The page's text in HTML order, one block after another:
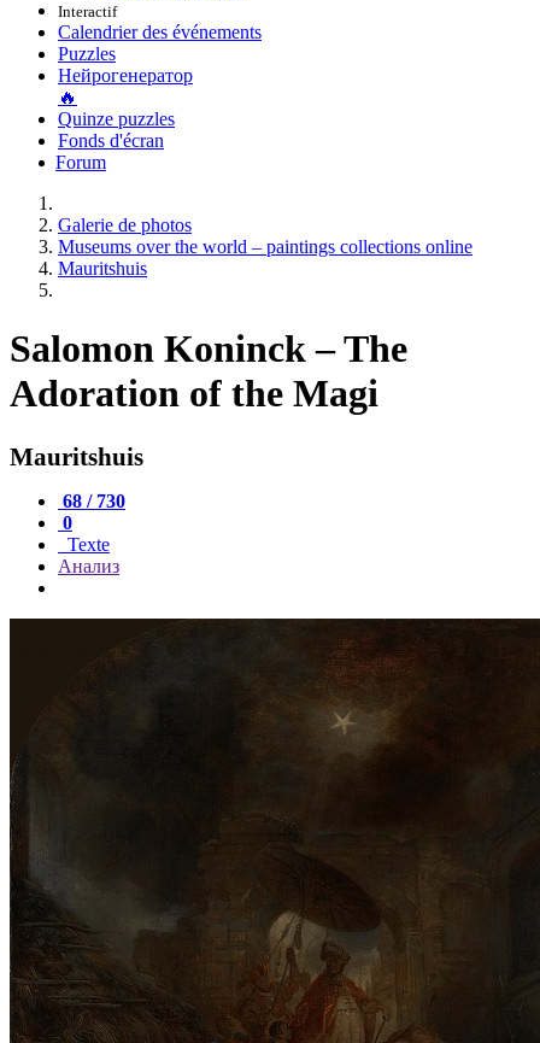
Interactif
Calendrier des événements
Puzzles
Нейрогенератор
🔥
Quinze puzzles
Fonds d'écran
Forum
Galerie de photos
Museums over the world – paintings collections online
Mauritshuis
Salomon Koninck – The
Adoration of the Magi
Mauritshuis
68 / 730
0
Texte
Анализ